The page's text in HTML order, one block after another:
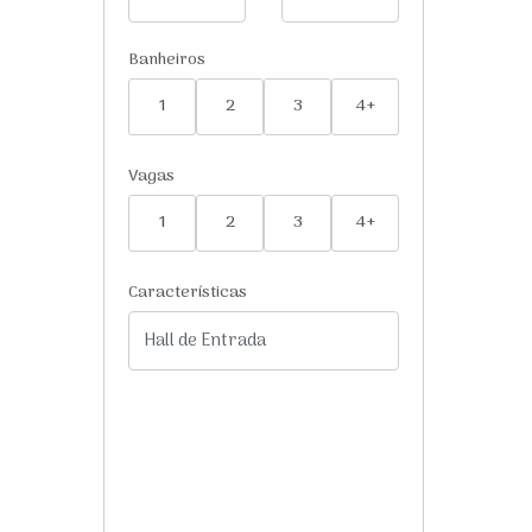
Banheiros
1
2 3 4+
Vagas
1
2 3 4+
Características